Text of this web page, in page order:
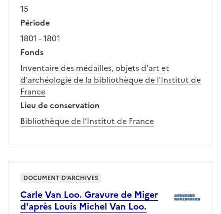
15
Période
1801 - 1801
Fonds
Inventaire des médailles, objets d'art et
d'archéologie de la bibliothèque de l'Institut de
France
Lieu de conservation
Bibliothèque de l’Institut de France
Carle Van Loo. Gravure de Miger
d'après Louis Michel Van Loo.
DOCUMENT D'ARCHIVES